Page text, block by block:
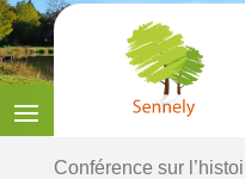
Conférence sur